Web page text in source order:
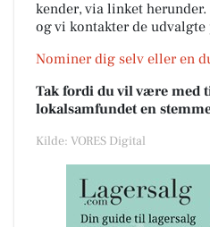
kender, via linket
og vi kontakter de
Nominer dig selv eller en
Tak fordi du vil være med
lokalsamfundet en
Kilde: VORES Digital